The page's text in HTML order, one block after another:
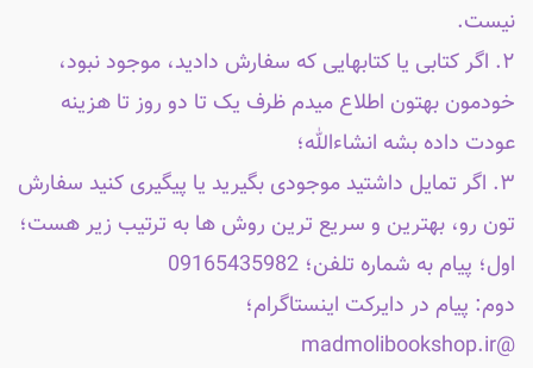
نیست.
۲. اگر کتابی یا کتابهایی که سفارش دادید، موجود نبود،
خودمون بهتون اطلاع میدم ظرف یک تا دو روز تا هزینه
عودت داده بشه انشاءالله؛
۳. اگر تمایل داشتید موجودی بگیرید یا پیگیری کنید سفارش
تون رو، بهترین و سریع ترین روش ها به ترتیب زیر هست؛
اول؛ پیام به شماره تلفن؛ 09165435982
دوم: پیام در دایرکت اینستاگرام؛
@madmolibookshop.ir